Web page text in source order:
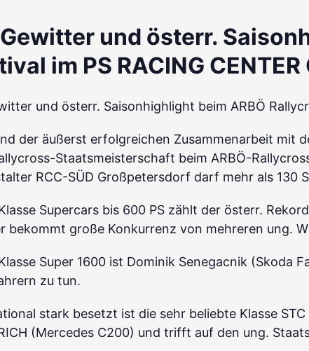
und österr.
im PS RACING
und österr. Saisonhighlight beim ARBÖ
der äußerst erfolgreichen Zusammenarbeit mit
Staatsmeisterschaft beim ARBÖ-
RCC-SÜD Großpetersdorf darf mehr als 130
Supercars bis 600 PS zählt der österr.
bekommt große Konkurrenz von mehreren ung.
Super 1600 ist Dominik Senegacnik (Skoda
zu tun.
stark besetzt ist die sehr beliebte Klasse
(Mercedes C200) und trifft auf den ung.